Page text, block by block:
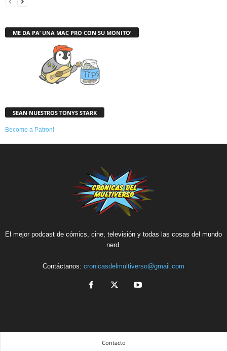
ME DA PA’ UNA MAC PRO CON SU MONITO’
SEAN NUESTROS TONYS STARK
Become a Patron!
El mejor podcast de cómics, cine, televisión y todas las cosas del mundo
nerd.
Contáctanos: cronicasdelmultiverso@gmail.com
Contacto